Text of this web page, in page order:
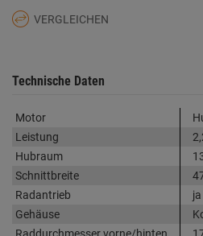
VERGLEICHEN
Technische Daten
Motor
Leistung
Hubraum
Schnittbreite
Radantrieb
ja
Gehäuse
Raddurchmesser vorne/hinten